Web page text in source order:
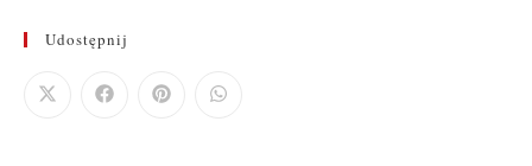
Udostępnij